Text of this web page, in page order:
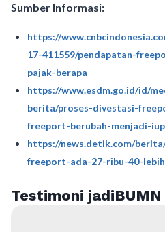
Sumber Informasi:
https://
17-411559/pendapatan-
pajak-berapa
https://www.esdm.go.id/id/
berita/proses-divestasi-
freeport-berubah-menjadi-
https://news.detik.com/
freeport-ada-27-ribu-40-
Testimoni jadiBUMN